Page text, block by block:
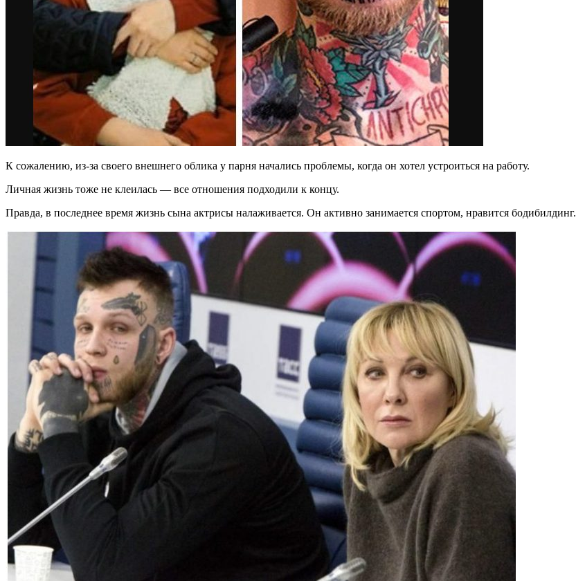
К сожалению, из-за своего внешнего облика у парня начались проблемы, когда он хотел устроиться на работу.
Личная жизнь тоже не клеилась — все отношения подходили к концу.
Правда, в последнее время жизнь сына актрисы налаживается. Он активно занимается спортом, нравится бодибилдинг.